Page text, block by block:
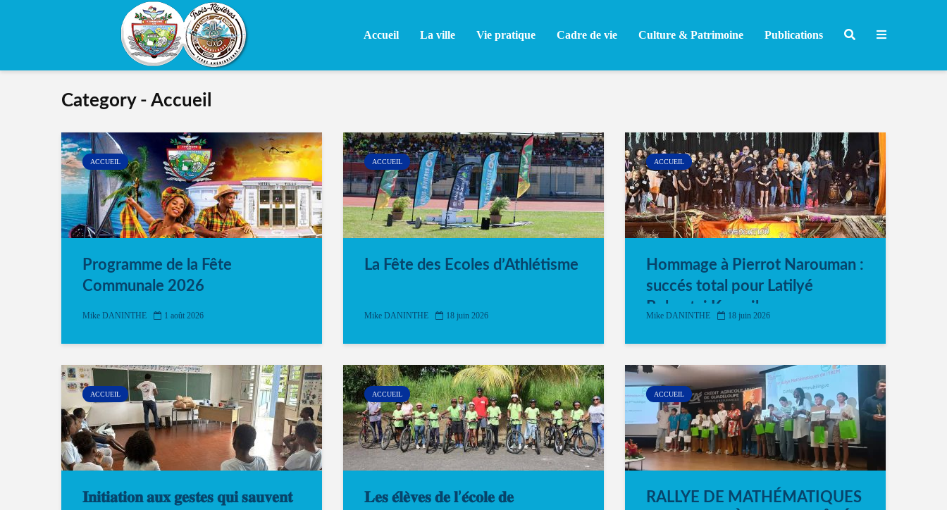
Accueil La ville Vie pratique Cadre de vie Culture & Patrimoine Publications
Category - Accueil
ACCUEIL
Programme de la Fête
Communale 2026
Mike DANINTHE 1 août 2026
ACCUEIL
La Fête des Ecoles d’Athlétisme
Mike DANINTHE 18 juin 2026
ACCUEIL
Hommage à Pierrot Narouman :
succés total pour Latilyé
Bokantaj Karayib
Mike DANINTHE 18 juin 2026
ACCUEIL
𝐈𝐧𝐢𝐭𝐢𝐚𝐭𝐢𝐨𝐧 𝐚𝐮𝐱 𝐠𝐞𝐬𝐭𝐞𝐬 𝐪𝐮𝐢 𝐬𝐚𝐮𝐯𝐞𝐧𝐭
ACCUEIL
𝐋𝐞𝐬 𝐞́𝐥𝐞̀𝐯𝐞𝐬 𝐝𝐞 𝐥’𝐞́𝐜𝐨𝐥𝐞 𝐝𝐞
ACCUEIL
RALLYE DE MATHÉMATIQUES